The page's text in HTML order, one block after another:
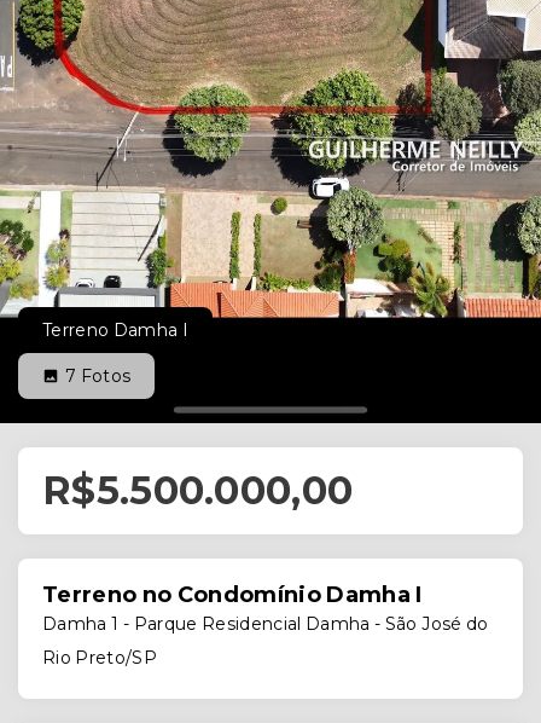
Terreno Damha I
7 Fotos
R$5.500.000,00
Terreno no Condomínio Damha I
Damha 1 - Parque Residencial Damha - São José do
Rio Preto/SP